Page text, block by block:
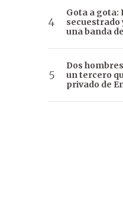
Gota a gota:
una banda
Dos
un tercero
privado de